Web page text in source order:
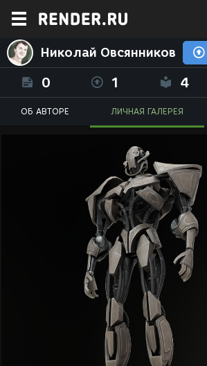
Николай Овсянников
0 1 4
ОБ АВТОРЕ ЛИЧНАЯ ГАЛЕРЕЯ